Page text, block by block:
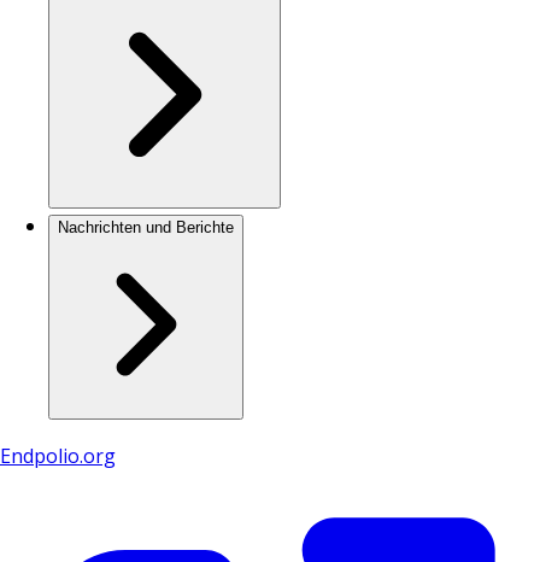
Nachrichten und Berichte
Endpolio.org